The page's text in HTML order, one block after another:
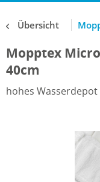
Übersicht
Mopptex
40cm
hohes Wasserdepot